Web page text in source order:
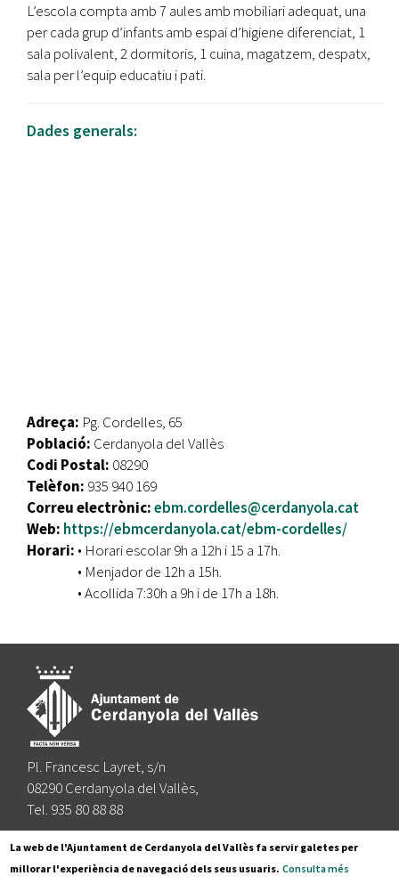
L’escola compta amb 7 aules amb mobiliari adequat, una
per cada grup d’infants amb espai d’higiene diferenciat, 1
sala polivalent, 2 dormitoris, 1 cuina, magatzem, despatx,
sala per l’equip educatiu i pati.
Dades generals:
Adreça: Pg. Cordelles, 65
Població: Cerdanyola del Vallès
Codi Postal: 08290
Telèfon: 935 940 169
Correu electrònic:ebm.cordelles@cerdanyola.cat
Web: https://ebmcerdanyola.cat/ebm-cordelles/
Horari: • Horari escolar 9h a 12h i 15 a 17h.
• Menjador de 12h a 15h.
• Acollida 7:30h a 9h i de 17h a 18h.
Pl. Francesc Layret, s/n
08290 Cerdanyola del Vallès,
Tel. 935 80 88 88
Segueix-nos a:
La web de l'Ajuntament de Cerdanyola del Vallès fa servir galetes per
millorar l'experiència de navegació dels seus usuaris. Consulta més